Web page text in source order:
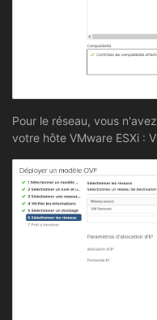
Pour le réseau, vous
votre hôte VMware ESXi :